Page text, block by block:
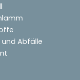
Abfälle